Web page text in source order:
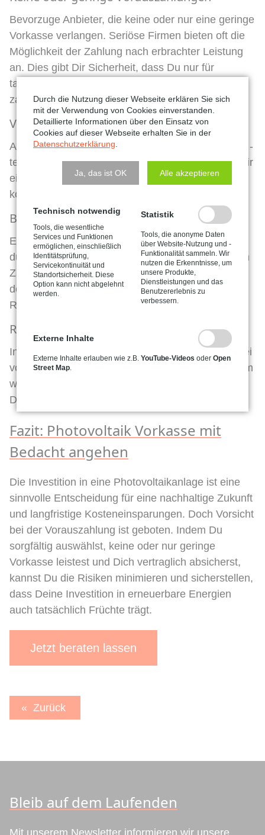
Bevorzuge Anbieter, die keine oder nur eine geringe
Vorkasse verlangen. Seriöse Firmen bieten oft die
Möglichkeit der Zahlung nach erbrachter Leistung
an. Dies gibt Dir Sicherheit, dass Du nur für
tatsächlich gelieferte und installierte Produkte
zahlst.
Vertragliche Absicherung
Achte darauf, dass alle Zahlungsbedingungen und -
termine vertraglich festgehalten sind. Dies bietet Dir
eine rechtliche Grundlage, falls es zu Problemen
kommt.
Bankbürgschaft oder Zahlungsplan
Einige Unternehmen bieten an, die Vorauszahlung
durch eine Bankbürgschaft abzusichern oder einen
Zahlungsplan zu erstellen, der die Zahlungen an
den Fortschritt der Arbeiten koppelt. Dies kann das
Risiko erheblich reduzieren.
Recherche und Vorsicht
Informiere Dich gründlich über den Anbieter und sei
vorsichtig bei Angeboten, die zu gut erscheinen, um
wahr zu sein. Ein gesundes Maß an Skepsis kann
Dich vor unseriösen Anbietern schützen.
Fazit: Photovoltaik Vorkasse mit
Bedacht angehen
Die Investition in eine Photovoltaikanlage ist eine
sinnvolle Entscheidung für eine nachhaltige Zukunft
und langfristige Kosteneinsparungen. Doch Vorsicht
bei der Vorauszahlung ist geboten. Indem Du
sorgfältig auswählst, keine oder nur geringe
Vorkasse leistest und Dich vertraglich absicherst,
kannst Du die Risiken minimieren und sicherstellen,
dass Deine Investition in erneuerbare Energien
auch tatsächlich Früchte trägt.
Jetzt beraten lassen
Zurück
Bleib auf dem Laufenden
Durch die Nutzung dieser Webseite erklären Sie sich
mit der Verwendung von Cookies einverstanden.
Detaillierte Informationen über den Einsatz von
Cookies auf dieser Webseite erhalten Sie in der
Datenschutzerklärung
Ja, das ist OK Alle akzeptieren
Technisch notwendig
Tools, die wesentliche
Services und Funktionen
ermöglichen, einschließlich
Identitätsprüfung,
Servicekontinuität und
Standortsicherheit. Diese
Option kann nicht abgelehnt
werden.
Statistik
Tools, die anonyme Daten
über Website-Nutzung und -
Funktionalität sammeln. Wir
nutzen die Erkenntnisse, um
unsere Produkte,
Dienstleistungen und das
Benutzererlebnis zu
verbessern.
Externe Inhalte
Externe Inhalte erlauben wie z.B. YouTube-Videos oder Open
Street Map.